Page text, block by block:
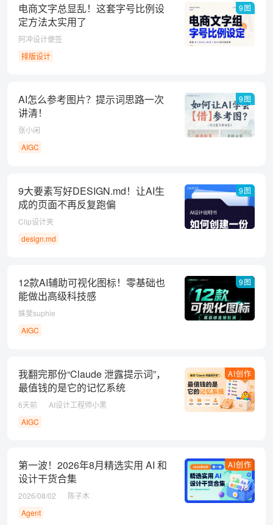
9图
电商文字总显乱！这套字号比例设
定方法太实用了
阿冲设计便签
排版设计
9图
AI怎么参考图片？提示词思路一次
讲清！
张小闲
AIGC
9图
9大要素写好DESIGN.md！让AI生
成的页面不再反复跑偏
Clip设计夹
design.md
9图
12款AI辅助可视化图标！零基础也
能做出高级科技感
姝斐suphie
AIGC
AI创作
我翻完那份“Claude 泄露提示词”，
最值钱的是它的记忆系统
6天前
AI设计工程师小黑
AIGC
AI创作
第一波！2026年8月精选实用 AI 和
设计干货合集
2026/08/02
陈子木
Agent